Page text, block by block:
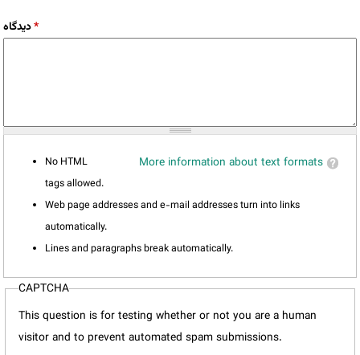
دیدگاه*
More information about text formats
No HTML
tags allowed.
Web page addresses and e-mail addresses turn into links
automatically.
Lines and paragraphs break automatically.
CAPTCHA
This question is for testing whether or not you are a human
visitor and to prevent automated spam submissions.